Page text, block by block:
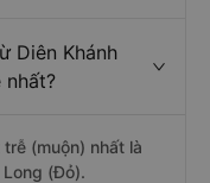
Diên Khánh
nhất?
(muộn) nhất là
(Đỏ).